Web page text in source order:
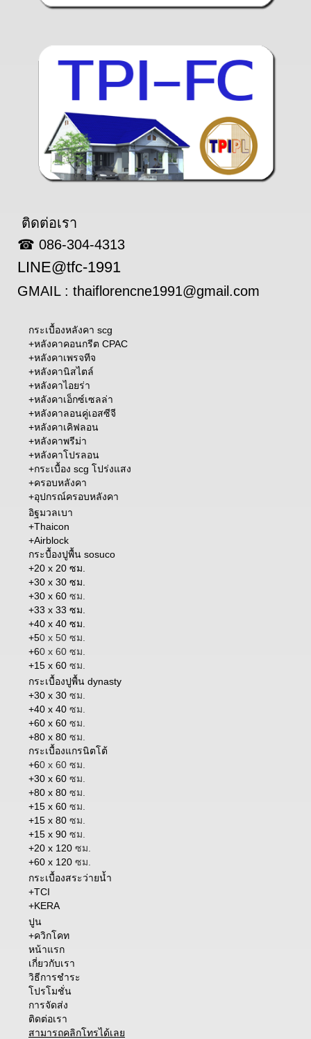
ติดต่อเรา
☎ 086-304-4313
LINE@tfc-1991
GMAIL : thaiflorencne1991@gmail.com
กระเบื้องหลังคา scg
+หลังคาคอนกรีต CPAC
+หลังคาเพรจทีจ
+หลังคานิสไตล์
+หลังคาไอยร่า
+หลังคาเอ็กซ์เซลล่า
+หลังคาลอนคู่เอสซีจี
+หลังคาเคิฟลอน
+หลังคาพรีม่า
+หลังคาโปรลอน
+กระเบื้อง scg โปร่งแสง
+ครอบหลังคา
+อุปกรณ์ครอบหลังคา
อิฐมวลเบา
+Thaicon
+Airblock
กระบื้องปูพื้น sosuco
+20 x 20 ซม.
+30 x 30 ซม.
+30 x 60 ซม.
+33 x 33 ซม.
+40 x 40 ซม.
+50 x 50 ซม.
+60 x 60 ซม.
+15 x 60 ซม.
กระเบื้องปูพื้น dynasty
+30 x 30 ซม.
+40 x 40 ซม.
+60 x 60 ซม.
+80 x 80 ซม.
กระเบื้องแกรนิตโต้
+60 x 60 ซม.
+30 x 60 ซม.
+80 x 80 ซม.
+15 x 60 ซม.
+15 x 80 ซม.
+15 x 90 ซม.
+20 x 120 ซม.
+60 x 120 ซม.
กระเบื้องสระว่ายน้ำ
+TCI
+KERA
ปูน
+ควิกโคท
หน้าแรก
เกี่ยวกับเรา
วิธีการชำระ
โปรโมชั่น
การจัดส่ง
ติดต่อเรา
สามารถคลิกโทรได้เลย